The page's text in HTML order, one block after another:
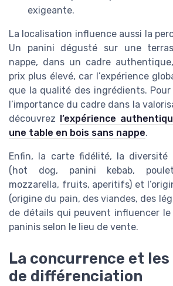
exigeante.
La localisation influence aussi la
Un panini dégusté sur une
nappe, dans un cadre
prix plus élevé, car l’expérience
que la qualité des ingrédients.
l’importance du cadre dans la
découvrez l’expérience
une table en bois sans nappe.
Enfin, la carte fidélité, la
(hot dog, panini kebab,
mozzarella, fruits, aperitifs) et
(origine du pain, des viandes, des
de détails qui peuvent influencer
paninis selon le lieu de vente.
La concurrence et
de différenciation